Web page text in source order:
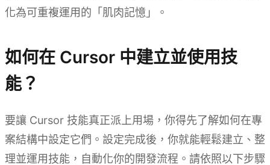
化為可重複運用的「肌肉記憶」。
如何在 Cursor 中建立並使用技
能？
要讓 Cursor 技能真正派上用場，你得先了解如何在專
案結構中設定它們。設定完成後，你就能輕鬆建立、整
理並運用技能，自動化你的開發流程。請依照以下步驟